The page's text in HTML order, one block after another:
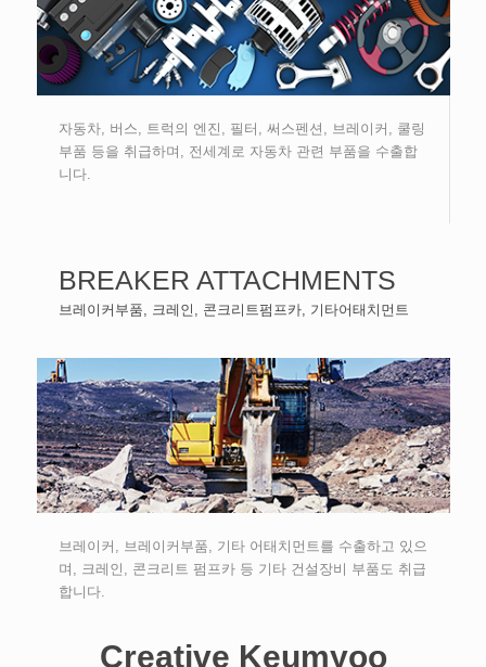
자동차, 버스, 트럭의 엔진, 필터, 써스펜션, 브레이커, 쿨링
부품 등을 취급하며, 전세계로 자동차 관련 부품을 수출합
니다.
BREAKER ATTACHMENTS
브레이커부품, 크레인, 콘크리트펌프카, 기타어태치먼트
브레이커, 브레이커부품, 기타 어태치먼트를 수출하고 있으
며, 크레인, 콘크리트 펌프카 등 기타 건설장비 부품도 취급
합니다.
Creative Keumyoo